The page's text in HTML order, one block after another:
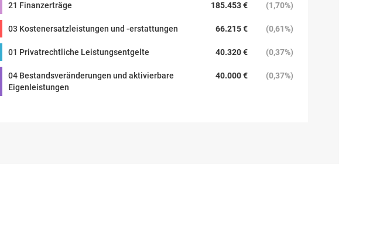
21 Finanzerträge 185.453 € (1,70%)
03 Kostenersatzleistungen und -erstattungen 66.215 € (0,61%)
01 Privatrechtliche Leistungsentgelte 40.320 € (0,37%)
04 Bestandsveränderungen und aktivierbare
Eigenleistungen
40.000 € (0,37%)